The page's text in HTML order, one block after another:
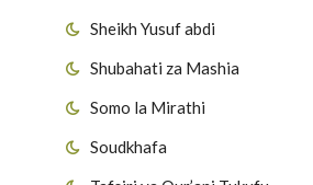
Sheikh Yusuf abdi
Shubahati za Mashia
Somo la Mirathi
Soudkhafa